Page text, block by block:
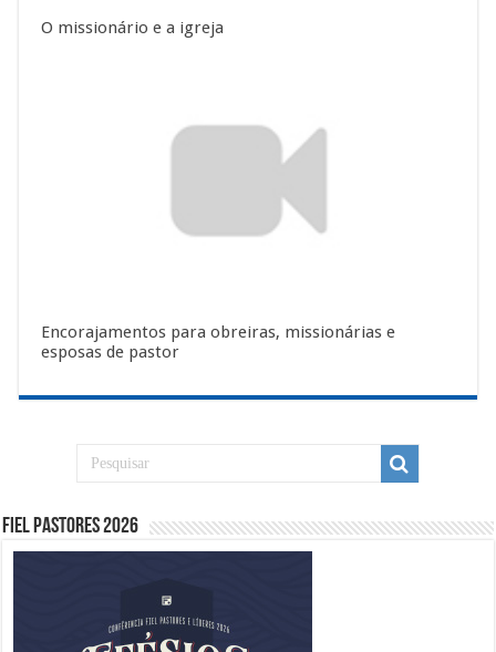
O missionário e a igreja
Encorajamentos para obreiras, missionárias e
esposas de pastor
Fiel Pastores 2026